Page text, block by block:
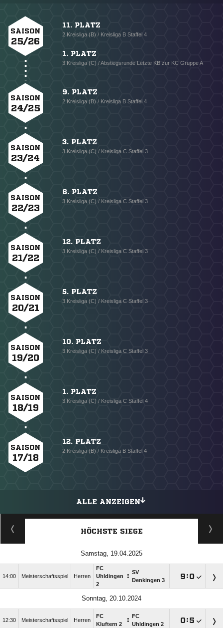
SAISON
25/26
11. PLATZ
2.Kreisliga (B) / Kreisliga B Staffel 4
1. PLATZ
3.Kreisliga (C) / Abstiegsrunde Letzte KB zur KC Gruppe A
SAISON
24/25
9. PLATZ
2.Kreisliga (B) / Kreisliga B Staffel 4
SAISON
23/24
3. PLATZ
3.Kreisliga (C) / Kreisliga C Staffel 3
SAISON
22/23
6. PLATZ
3.Kreisliga (C) / Kreisliga C Staffel 3
SAISON
21/22
12. PLATZ
3.Kreisliga (C) / Kreisliga C Staffel 3
SAISON
20/21
5. PLATZ
3.Kreisliga (C) / Kreisliga C Staffel 3
SAISON
19/20
10. PLATZ
3.Kreisliga (C) / Kreisliga C Staffel 3
SAISON
18/19
1. PLATZ
3.Kreisliga (C) / Kreisliga C Staffel 4
SAISON
17/18
12. PLATZ
2.Kreisliga (B) / Kreisliga B Staffel 4
ALLE ANZEIGEN
HÖCHSTE SIEGE
Samstag, 19.04.2025
14:00 Meisterschaftsspiel Herren
FC
Uhldingen
2
: SV
Denkingen 3
:
Sonntag, 20.10.2024
12:30 Meisterschaftsspiel Herren
FC
Kluftern 2
:
FC
Uhldingen 2
: